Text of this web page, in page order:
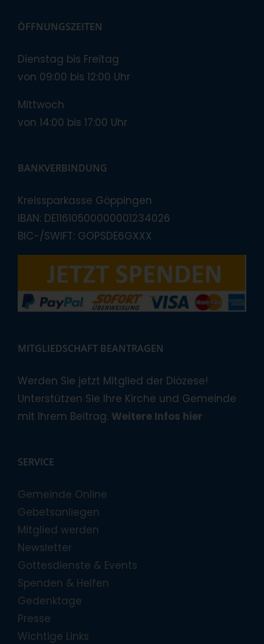
ÖFFNUNGSZEITEN
Dienstag bis Freitag
von 09:00 bis 12:00 Uhr
Mittwoch
von 14:00 bis 17:00 Uhr
BANKVERBINDUNG
Kreissparkasse Göppingen
IBAN: DE11610500000001234026
BIC-/SWIFT: GOPSDE6GXXX
MITGLIEDSCHAFT BEANTRAGEN
Werden Sie jetzt Mitglied der Diözese!
Unterstützen Sie Ihre Kirche und Gemeinde
mit Ihrem Beitrag. Weitere Infos hier
SERVICE
Gemeinde Online
Gebetsanliegen
Mitglied werden
Newsletter
Gottesdienste & Events
Spenden & Helfen
Gedenktage
Presse
Wichtige Links